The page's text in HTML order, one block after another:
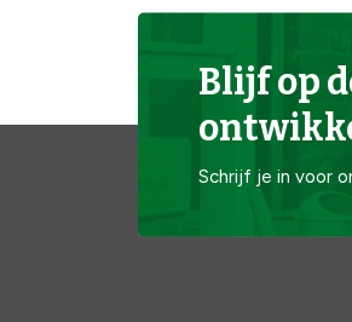
Blijf op
Schrijf je in voor